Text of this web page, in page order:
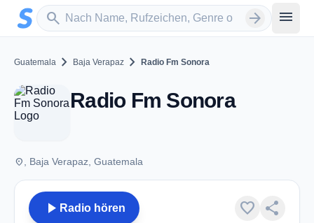
Zum Hauptinhalt springen
search
Sender suchen arrow_forward menu
Guatemala chevron_right Baja Verapaz chevron_right Radio Fm Sonora
Radio Fm Sonora
place , Baja Verapaz, Guatemala
play_arrow Radio hören favorite share